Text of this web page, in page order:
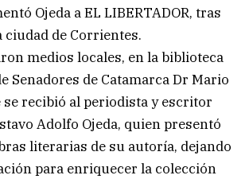
Ojeda a EL LIBERTADOR, tras
ciudad de Corrientes.
medios locales, en la biblioteca
Senadores de Catamarca Dr Mario
recibió al periodista y escritor
Adolfo Ojeda, quien presentó
literarias de su autoría, dejando
para enriquecer la colección